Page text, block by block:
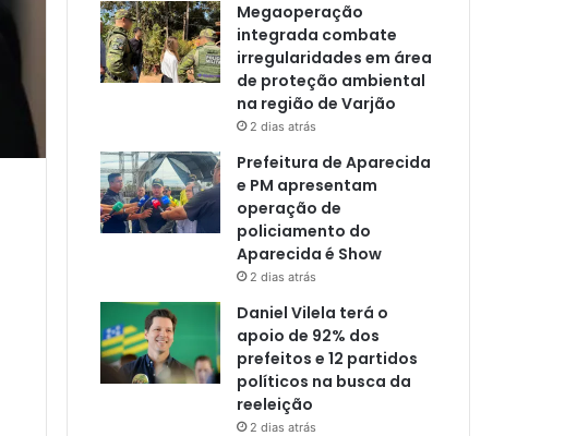
Megaoperação
integrada combate
irregularidades em área
de proteção ambiental
na região de Varjão
2 dias atrás
Prefeitura de Aparecida
e PM apresentam
operação de
policiamento do
Aparecida é Show
2 dias atrás
Daniel Vilela terá o
apoio de 92% dos
prefeitos e 12 partidos
políticos na busca da
reeleição
2 dias atrás